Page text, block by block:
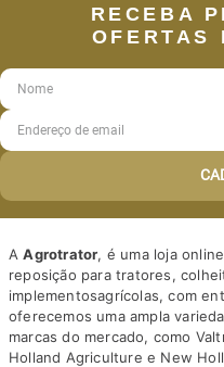
RECEBA
OFERTAS
AAgrotrator, é uma loja
reposição para tratores,
implementosagrícolas, com
oferecemos uma ampla
marcas do mercado, como
Holland Agriculture e New